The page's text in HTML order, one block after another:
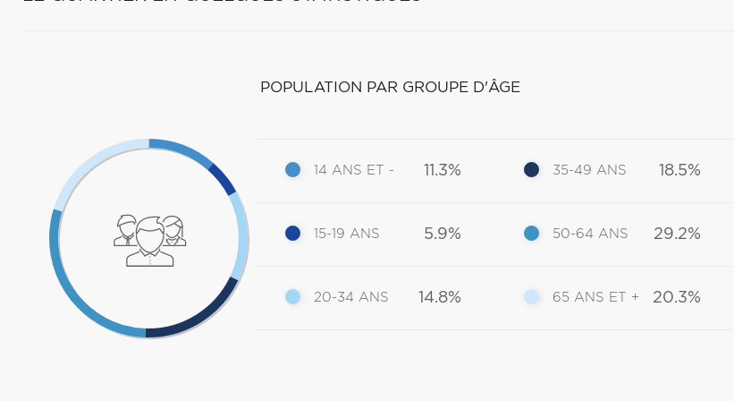
POPULATION PAR GROUPE D'ÂGE
14 ANS ET - 11.3%
15-19 ANS 5.9%
20-34 ANS 14.8%
35-49 ANS 18.5%
50-64 ANS 29.2%
65 ANS ET + 20.3%